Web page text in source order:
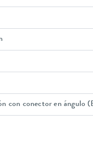
con conector en ángulo